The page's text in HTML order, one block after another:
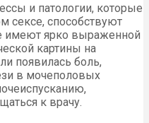
и патологии, которые
сексе, способствуют
имеют ярко выраженной
картины на
появилась боль,
в мочеполовых
к врачу.